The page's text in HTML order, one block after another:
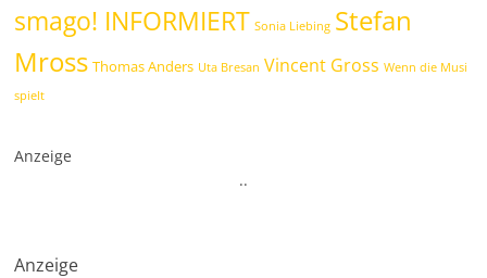
smago! INFORMIERT Sonia Liebing Stefan
Mross Thomas Anders Uta Bresan Vincent Gross Wenn die Musi
spielt
Anzeige
..
Anzeige